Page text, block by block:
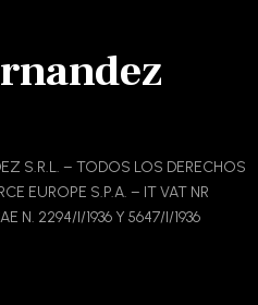
S.R.L. – TODOS LOS DERECHOS
EUROPE S.P.A. – IT VAT NR
N. 2294/I/1936 Y 5647/I/1936